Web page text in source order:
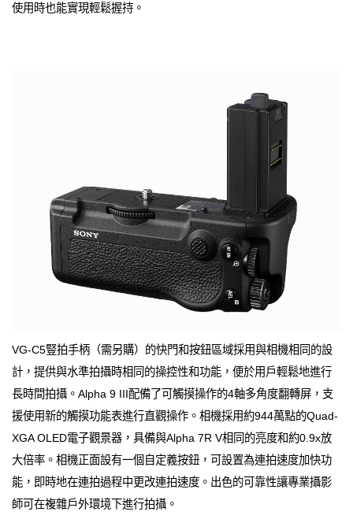
使用時也能實現輕鬆握持。
VG-C5豎拍手柄（需另購）的快門和按鈕區域採用與相機相同的設
計，提供與水準拍攝時相同的操控性和功能，便於用戶輕鬆地進行
長時間拍攝。Alpha 9 III配備了可觸摸操作的4軸多角度翻轉屏，支
援使用新的觸摸功能表進行直觀操作。相機採用約944萬點的Quad-
XGA OLED電子觀景器，具備與Alpha 7R V相同的亮度和約0.9x放
大倍率。相機正面設有一個自定義按鈕，可設置為連拍速度加快功
能，即時地在連拍過程中更改連拍速度。出色的可靠性讓專業攝影
師可在複雜戶外環境下進行拍攝。